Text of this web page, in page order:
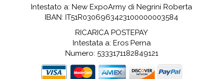
Intestato a: New ExpoArmy di Negrini Roberta
IBAN: IT51R0306963423100000003584
RICARICA POSTEPAY
Intestata a: Eros Perna
Numero: 5333171182849121